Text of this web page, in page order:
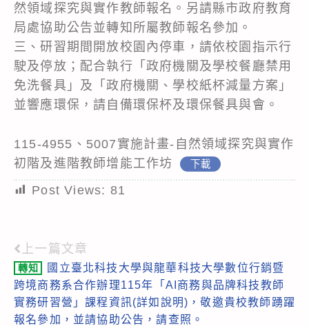
然領域探究與實作教師報名。另請縣市政府教育
局處協助公告並轉知所屬教師報名參加。
三、研習期間開放校園內停車，請依校園指示行
駛及停放；配合執行「政府機關及學校餐廳禁用
免洗餐具」及「政府機關、學校紙杯減量方案」
並響應環保，請自備環保杯及環保餐具與會。
115-4955、5007實施計畫-自然領域探究與實作
初階及進階教師增能工作坊
下載
Post Views: 81
Read
more
articles
上一篇文章
轉知
國立臺北科技大學與龍華科技大學數位行銷暨
跨境商務系合作辦理115年「AI商務與品牌科技教師
實務研習營」課程資訊(詳如說明)，敬邀貴校教師踴躍
報名參加，並請協助公告，請查照。